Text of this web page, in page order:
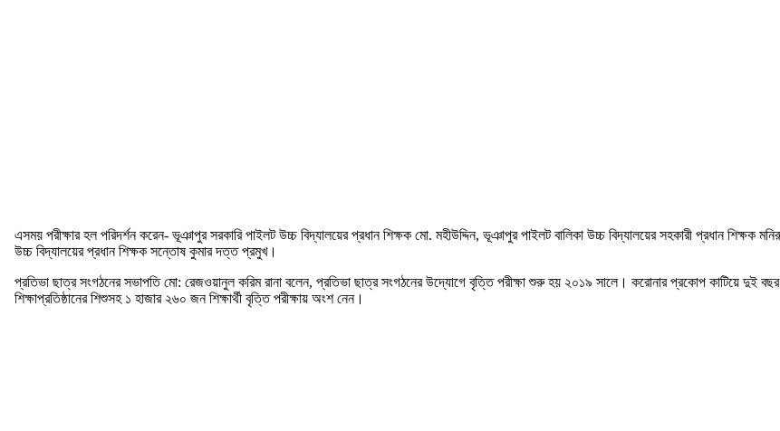
এসময় পরীক্ষার হল পরিদর্শন করেন- ভূঞাপুর সরকারি পাইলট উচ্চ বিদ্যালয়ের প্রধান শিক্ষক মো. মহীউদ্দিন, ভূঞাপুর পাইলট বালিকা উচ্চ বিদ্যালয়ের সহকারী প্রধান শিক্ষক
উচ্চ বিদ্যালয়ের প্রধান শিক্ষক সন্তোষ কুমার দত্ত প্রমুখ।
প্রতিভা ছাত্র সংগঠনের সভাপতি মো: রেজওয়ানুল করিম রানা বলেন, প্রতিভা ছাত্র সংগঠনের উদ্যোগে বৃত্তি পরীক্ষা শুরু হয় ২০১৯ সালে। করোনার প্রকোপ কাটিয়ে দুই
শিক্ষাপ্রতিষ্ঠানের শিশুসহ ১ হাজার ২৬০ জন শিক্ষার্থী বৃত্তি পরীক্ষায় অংশ নেন।